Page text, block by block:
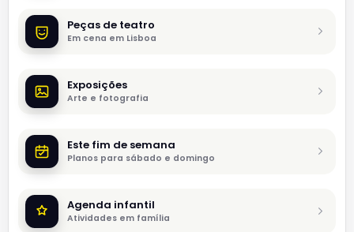
Peças de teatro
Em cena em Lisboa
Exposições
Arte e fotografia
Este fim de semana
Planos para sábado e domingo
Agenda infantil
Atividades em família